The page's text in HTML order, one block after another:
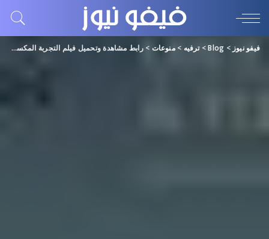
فيفو نيوز >
Blog
>ترفيه >منوعات >رابط مشاهدة وتحميل فيلم التجربة المكسيكية بطولة بيومي فؤاد “دقة hd” ايجي بست